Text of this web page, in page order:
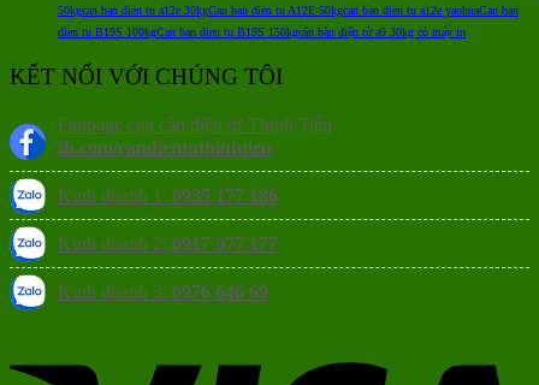
50kgcan ban dien tu a12e 30kgCan ban dien tu A12E 50kgcan ban dien tu a12e yaohuaCan ban
dien tu B19S 100kgCan ban dien tu B19S 150kgcân bàn điện tử a9 30kg có máy in
KẾT NỐI VỚI CHÚNG TÔI
Fanpage của cân điện tử Thịnh Tiến
fb.com/candientuthinhtien
Kinh doanh 1: 0935 177 186
Kinh doanh 2: 0917 977 177
Kinh doanh 3: 0976 646 69